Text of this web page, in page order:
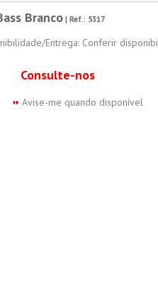
Branco | Ref.: 5317
Entrega: Conferir
Consulte-nos
Avise-me quando disponível